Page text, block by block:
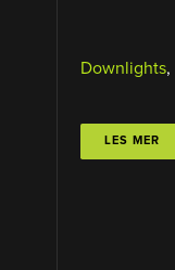
Downlights,
LES MER